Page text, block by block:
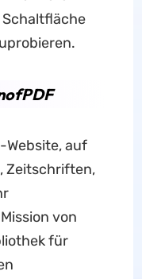
Schaltfläche
Website, auf
Zeitschriften,
von
für